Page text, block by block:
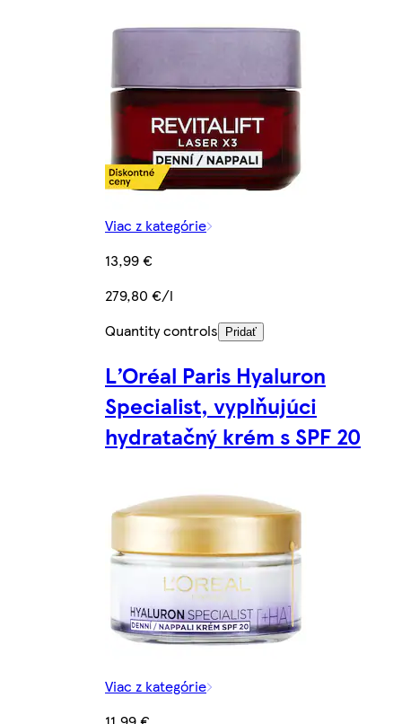
Viac z kategórie
13,99 €
279,80 €/l
Quantity controls
Pridať
L’Oréal Paris Hyaluron
Specialist, vyplňujúci
hydratačný krém s SPF 20
Viac z kategórie